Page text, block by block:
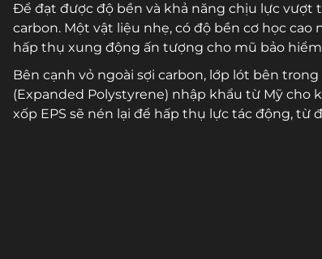
Để đạt được độ bền và khả năng chịu lực vượt
carbon. Một vật liệu nhẹ, có độ bền cơ học
hấp thụ xung động ấn tượng cho mũ bảo
Bên cạnh vỏ ngoài sợi carbon, lớp lót bên
(Expanded Polystyrene) nhập khẩu từ Mỹ cho
xốp EPS sẽ nén lại để hấp thụ lực tác động,